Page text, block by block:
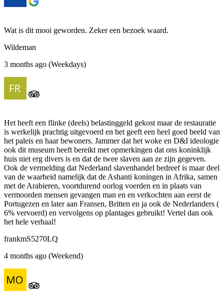
Wat is dit mooi geworden. Zeker een bezoek waard.
Wildeman
3 months ago (Weekdays)
Het heeft een flinke (deels) belastinggeld gekost maar de restauratie
is werkelijk prachtig uitgevoerd en het geeft een heel goed beeld van
het paleis en haar bewoners. Jammer dat het woke en D&I ideologie
ook dit museum heeft bereikt met opmerkingen dat ons koninklijk
huis niet erg divers is en dat de twee slaven aan ze zijn gegeven.
Ook de vermelding dat Nederland slavenhandel bedreef is maar deel
van de waarheid namelijk dat de Ashanti koningen in Afrika, samen
met de Arabieren, voortdurend oorlog voerden en in plaats van
vermoorden mensen gevangen man en en verkochten aan eerst de
Portugezen en later aan Fransen, Britten en ja ook de Nederlanders (
6% vervoerd) en vervolgens op plantages gebruikt! Vertel dan ook
het hele verhaal!
frankmS5270LQ
4 months ago (Weekend)